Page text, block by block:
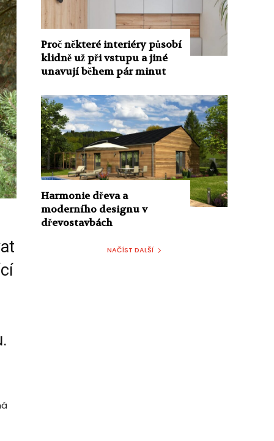
Proč některé interiéry působí
klidně už při vstupu a jiné
unavují během pár minut
Harmonie dřeva a
moderního designu v
dřevostavbách
NAČÍST DALŠÍ